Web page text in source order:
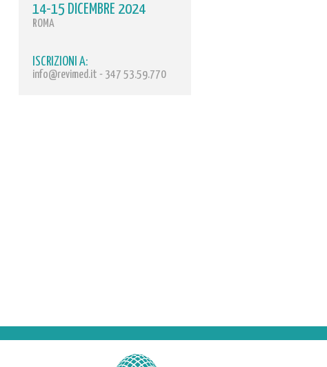
14-15 DICEMBRE 2024
ROMA
ISCRIZIONI A:
info@revimed.it - 347 53.59.770